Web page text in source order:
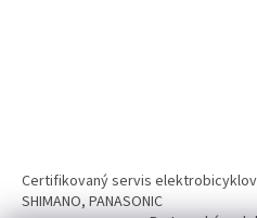
Certifikovaný servis elektrobicyklov
SHIMANO, PANASONIC